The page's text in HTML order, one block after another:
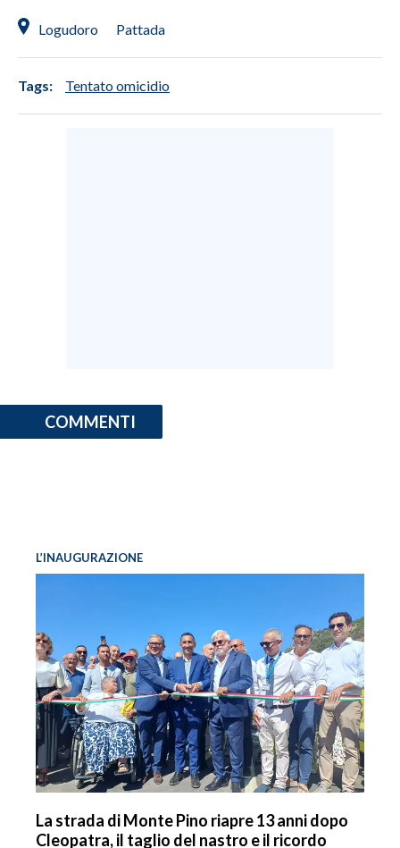
Logudoro Pattada
Tags: Tentato omicidio
COMMENTI
L’INAUGURAZIONE
La strada di Monte Pino riapre 13 anni dopo
Cleopatra, il taglio del nastro e il ricordo